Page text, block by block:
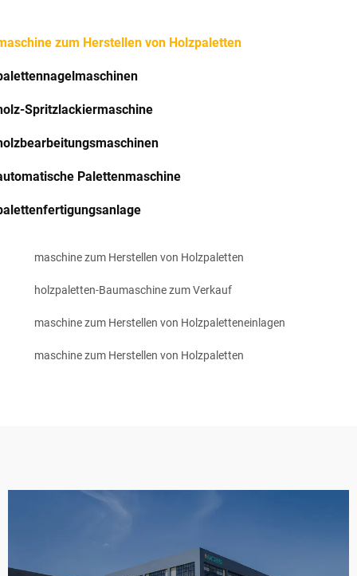
zum Herstellen von Holzpaletten
Spritzlackiermaschine
Palettenmaschine
maschine zum Herstellen von Holzpaletten
holzpaletten-Baumaschine zum Verkauf
maschine zum Herstellen von Holzpaletteneinlagen
maschine zum Herstellen von Holzpaletten